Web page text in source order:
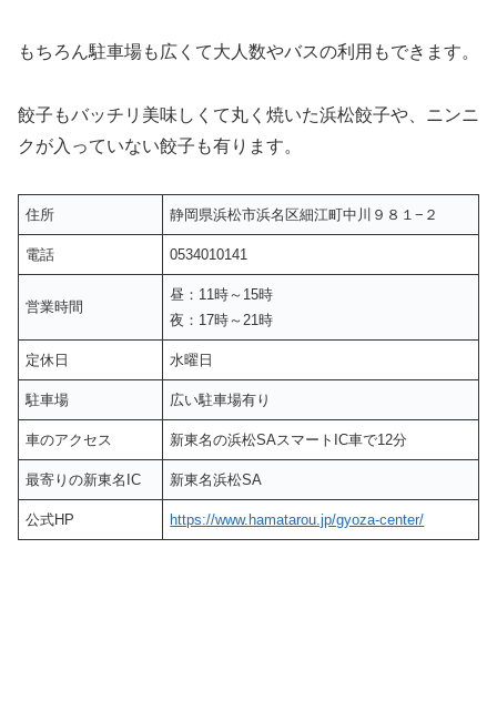
もちろん駐車場も広くて大人数やバスの利用もできます。
餃子もバッチリ美味しくて丸く焼いた浜松餃子や、ニンニ
クが入っていない餃子も有ります。
住所 静岡県浜松市浜名区細江町中川９８１−２
電話 0534010141
営業時間
昼：11時～15時
夜：17時～21時
定休日 水曜日
駐車場 広い駐車場有り
車のアクセス 新東名の浜松SAスマートIC車で12分
最寄りの新東名IC 新東名浜松SA
公式HP https://www.hamatarou.jp/gyoza-center/